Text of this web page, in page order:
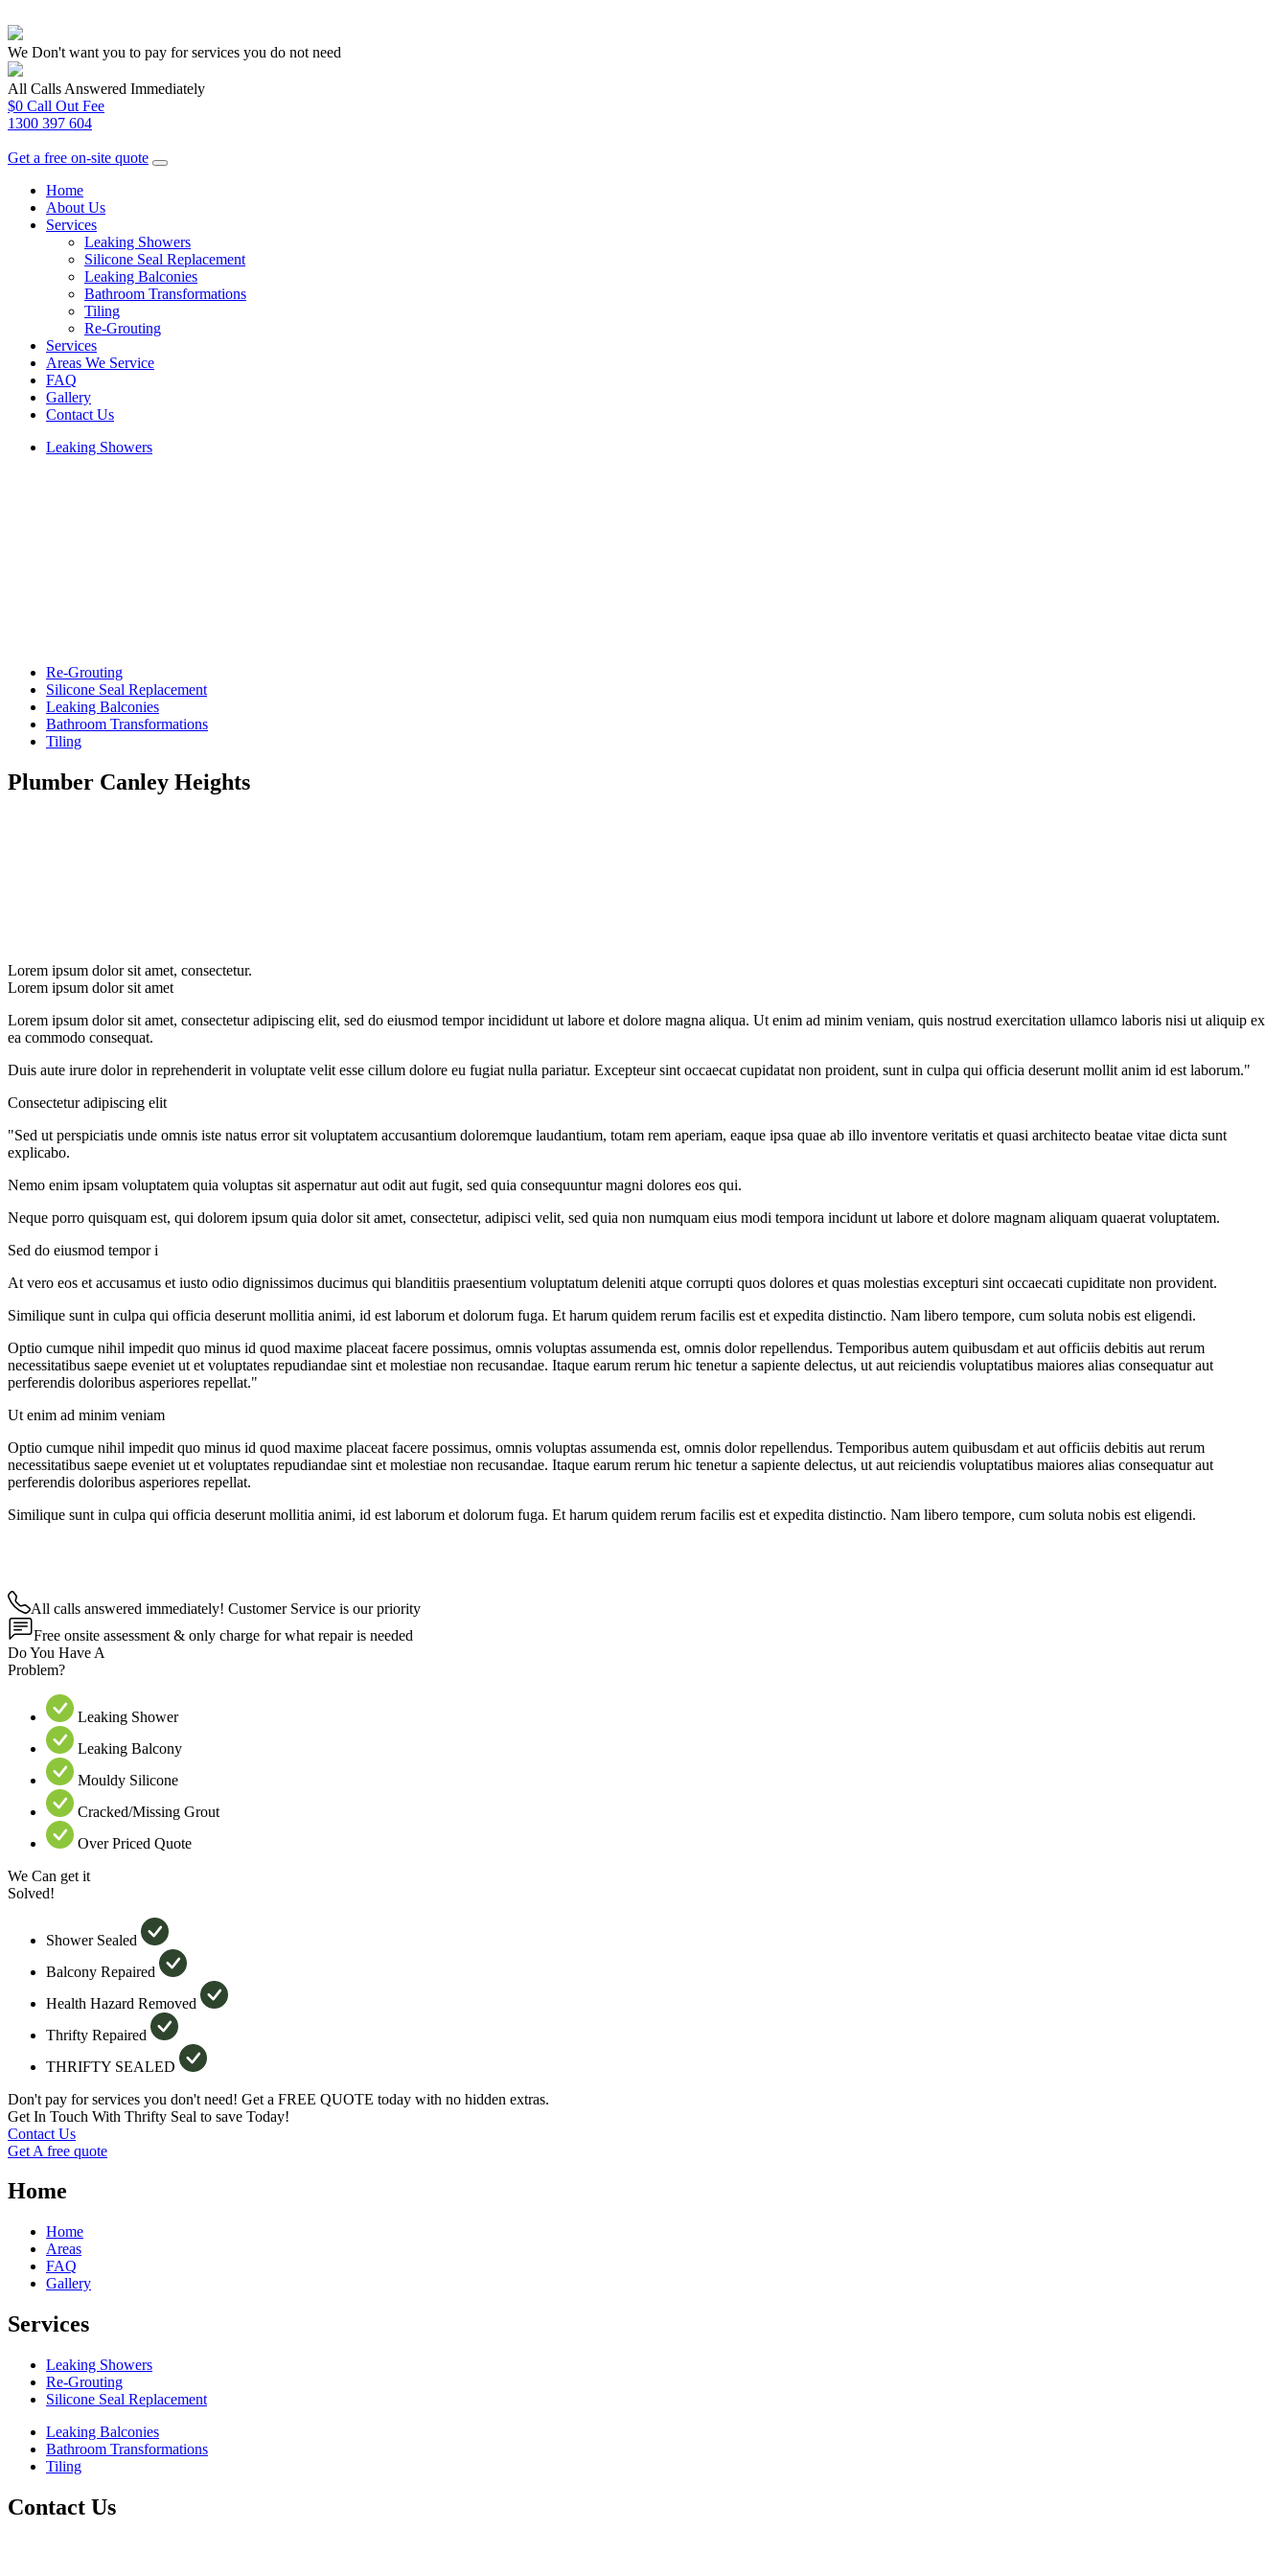
We Don't want you to pay for services you do not need
All Calls Answered Immediately
$0 Call Out Fee
1300 397 604
Get a free on-site quote
Home
About Us
Services
Leaking Showers
Silicone Seal Replacement
Leaking Balconies
Bathroom Transformations
Tiling
Re-Grouting
Services
Areas We Service
FAQ
Gallery
Contact Us
Leaking Showers
Re-Grouting
Silicone Seal Replacement
Leaking Balconies
Bathroom Transformations
Tiling
Plumber Canley Heights
Lorem ipsum dolor sit amet, consectetur.
Lorem ipsum dolor sit amet
Lorem ipsum dolor sit amet, consectetur adipiscing elit, sed do eiusmod tempor incididunt ut labore et dolore magna aliqua. Ut enim ad minim veniam, quis nostrud exercitation ullamco laboris nisi ut aliquip ex
ea commodo consequat.
Duis aute irure dolor in reprehenderit in voluptate velit esse cillum dolore eu fugiat nulla pariatur. Excepteur sint occaecat cupidatat non proident, sunt in culpa qui officia deserunt mollit anim id est laborum."
Consectetur adipiscing elit
"Sed ut perspiciatis unde omnis iste natus error sit voluptatem accusantium doloremque laudantium, totam rem aperiam, eaque ipsa quae ab illo inventore veritatis et quasi architecto beatae vitae dicta sunt
explicabo.
Nemo enim ipsam voluptatem quia voluptas sit aspernatur aut odit aut fugit, sed quia consequuntur magni dolores eos qui.
Neque porro quisquam est, qui dolorem ipsum quia dolor sit amet, consectetur, adipisci velit, sed quia non numquam eius modi tempora incidunt ut labore et dolore magnam aliquam quaerat voluptatem.
Sed do eiusmod tempor i
At vero eos et accusamus et iusto odio dignissimos ducimus qui blanditiis praesentium voluptatum deleniti atque corrupti quos dolores et quas molestias excepturi sint occaecati cupiditate non provident.
Similique sunt in culpa qui officia deserunt mollitia animi, id est laborum et dolorum fuga. Et harum quidem rerum facilis est et expedita distinctio. Nam libero tempore, cum soluta nobis est eligendi.
Optio cumque nihil impedit quo minus id quod maxime placeat facere possimus, omnis voluptas assumenda est, omnis dolor repellendus. Temporibus autem quibusdam et aut officiis debitis aut rerum
necessitatibus saepe eveniet ut et voluptates repudiandae sint et molestiae non recusandae. Itaque earum rerum hic tenetur a sapiente delectus, ut aut reiciendis voluptatibus maiores alias consequatur aut
perferendis doloribus asperiores repellat."
Ut enim ad minim veniam
Optio cumque nihil impedit quo minus id quod maxime placeat facere possimus, omnis voluptas assumenda est, omnis dolor repellendus. Temporibus autem quibusdam et aut officiis debitis aut rerum
necessitatibus saepe eveniet ut et voluptates repudiandae sint et molestiae non recusandae. Itaque earum rerum hic tenetur a sapiente delectus, ut aut reiciendis voluptatibus maiores alias consequatur aut
perferendis doloribus asperiores repellat.
Similique sunt in culpa qui officia deserunt mollitia animi, id est laborum et dolorum fuga. Et harum quidem rerum facilis est et expedita distinctio. Nam libero tempore, cum soluta nobis est eligendi.
All calls answered immediately! Customer Service is our priority
Free onsite assessment & only charge for what repair is needed
Do You Have A
Problem?
Leaking Shower
Leaking Balcony
Mouldy Silicone
Cracked/Missing Grout
Over Priced Quote
We Can get it
Solved!
Shower Sealed
Balcony Repaired
Health Hazard Removed
Thrifty Repaired
THRIFTY SEALED
Don't pay for services you don't need! Get a FREE QUOTE today with no hidden extras.
Get In Touch With Thrifty Seal to save Today!
Contact Us
Get A free quote
Home
Home
Areas
FAQ
Gallery
Services
Leaking Showers
Re-Grouting
Silicone Seal Replacement
Leaking Balconies
Bathroom Transformations
Tiling
Contact Us